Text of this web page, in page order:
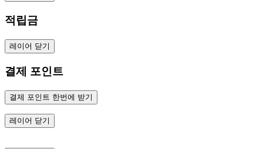
적립금
레이어 닫기
결제 포인트
결제 포인트 한번에 받기
레이어 닫기